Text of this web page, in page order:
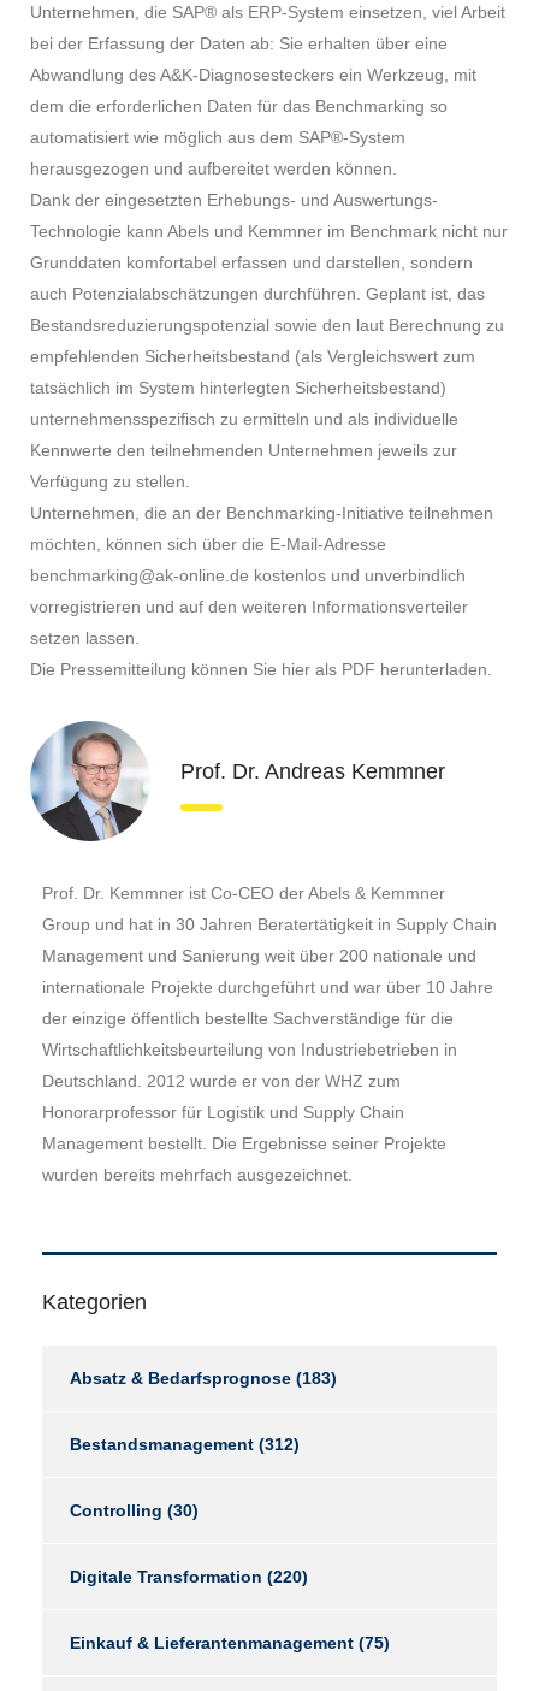
Unternehmen, die SAP® als ERP-System einsetzen, viel Arbeit
bei der Erfassung der Daten ab: Sie erhalten über eine
Abwandlung des A&K-Diagnosesteckers ein Werkzeug, mit
dem die erforderlichen Daten für das Benchmarking so
automatisiert wie möglich aus dem SAP®-System
herausgezogen und aufbereitet werden können.
Dank der eingesetzten Erhebungs- und Auswertungs-
Technologie kann Abels und Kemmner im Benchmark nicht nur
Grunddaten komfortabel erfassen und darstellen, sondern
auch Potenzialabschätzungen durchführen. Geplant ist, das
Bestandsreduzierungspotenzial sowie den laut Berechnung zu
empfehlenden Sicherheitsbestand (als Vergleichswert zum
tatsächlich im System hinterlegten Sicherheitsbestand)
unternehmensspezifisch zu ermitteln und als individuelle
Kennwerte den teilnehmenden Unternehmen jeweils zur
Verfügung zu stellen.
Unternehmen, die an der Benchmarking-Initiative teilnehmen
möchten, können sich über die E-Mail-Adresse
benchmarking@ak-online.de kostenlos und unverbindlich
vorregistrieren und auf den weiteren Informationsverteiler
setzen lassen.
Die Pressemitteilung können Sie hier als PDF herunterladen.
Prof. Dr. Andreas Kemmner
Prof. Dr. Kemmner ist Co-CEO der Abels & Kemmner
Group und hat in 30 Jahren Beratertätigkeit in Supply Chain
Management und Sanierung weit über 200 nationale und
internationale Projekte durchgeführt und war über 10 Jahre
der einzige öffentlich bestellte Sachverständige für die
Wirtschaftlichkeitsbeurteilung von Industriebetrieben in
Deutschland. 2012 wurde er von der WHZ zum
Honorarprofessor für Logistik und Supply Chain
Management bestellt. Die Ergebnisse seiner Projekte
wurden bereits mehrfach ausgezeichnet.
Kategorien
Absatz & Bedarfsprognose (183)
Bestandsmanagement (312)
Controlling (30)
Digitale Transformation (220)
Einkauf & Lieferantenmanagement (75)